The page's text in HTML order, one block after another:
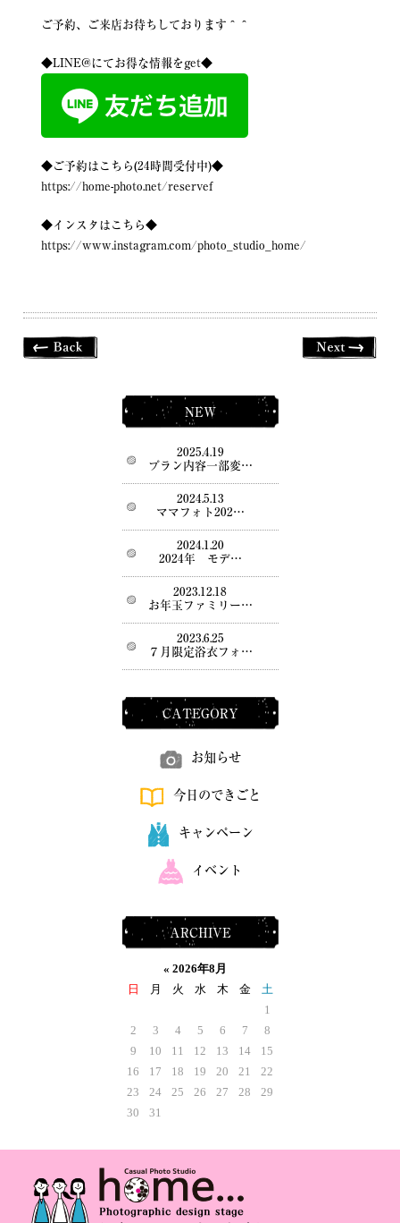
ご予約、ご来店お待ちしております＾＾
◆LINE@にてお得な情報をget◆
◆ご予約はこちら(24時間受付中)◆
https://home-photo.net/reservef
◆インスタはこちら◆
https://www.instagram.com/photo_studio_home/
NEW
2025.4.19
プラン内容一部変…
2024.5.13
ママフォト202…
2024.1.20
2024年 モデ…
2023.12.18
お年玉ファミリー…
2023.6.25
７月限定浴衣フォ…
CATEGORY
お知らせ
今日のできごと
キャンペーン
イベント
ARCHIVE
« 2026年8月
日
月 火 水 木 金
土
1
2
3 4 5 6 7
8
9
10 11 12 13 14
15
16
17 18 19 20 21
22
23
24 25 26 27 28
29
30
31